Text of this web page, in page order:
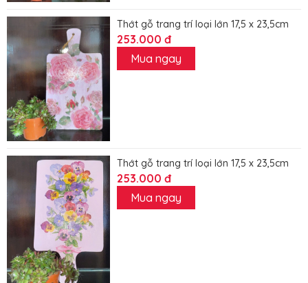
Thớt gỗ trang trí loại lớn 17,5 x 23,5cm
253.000 đ
Mua ngay
Thớt gỗ trang trí loại lớn 17,5 x 23,5cm
253.000 đ
Mua ngay